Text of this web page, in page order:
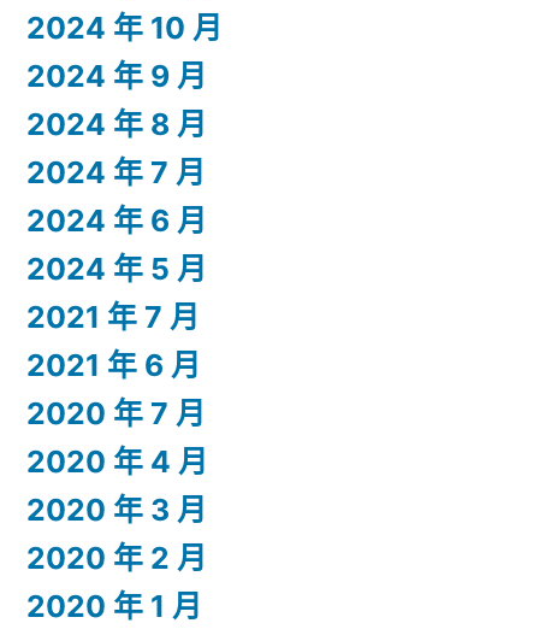
2024 年 10 月
2024 年 9 月
2024 年 8 月
2024 年 7 月
2024 年 6 月
2024 年 5 月
2021 年 7 月
2021 年 6 月
2020 年 7 月
2020 年 4 月
2020 年 3 月
2020 年 2 月
2020 年 1 月